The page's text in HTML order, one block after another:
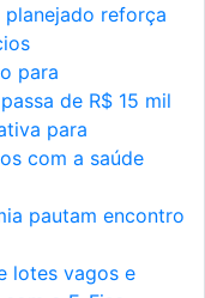
reforça
para
de R$ 15 mil
para
com a saúde
pautam encontro
lotes vagos e